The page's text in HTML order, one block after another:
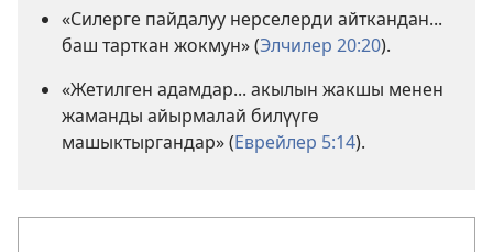
«Силерге пайдалуу нерселерди айткандан...
баш тарткан жокмун» (Элчилер 20:20).
«Жетилген адамдар... акылын жакшы менен
жаманды айырмалай билүүгө
машыктыргандар» (Еврейлер 5:14).